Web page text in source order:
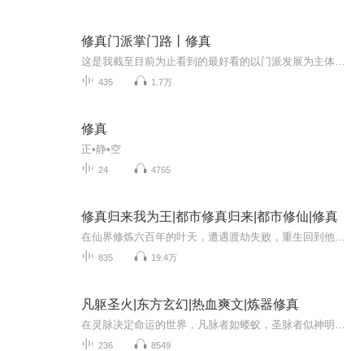
修真门派掌门路丨修真
435 1.7万
修真
正•静•空
24 4765
修真归来我为王|都市修真归来|都市修仙|修真
835 19.4万
凡躯圣火|东方玄幻|热血爽文|炼器修真
236 8549